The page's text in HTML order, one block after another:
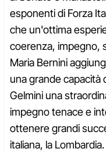
esponenti di Forza
che un'ottima
coerenza, impegno,
Maria Bernini
una grande capacità
Gelmini una
impegno tenace e
ottenere grandi
italiana, la